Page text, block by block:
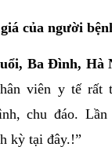
của người
Ba Đình, Hà
viên y tế rất
chu đáo. Lần
kỳ tại đây.!”